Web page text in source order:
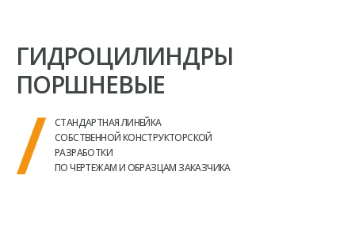
ГИДРОЦИЛИНДРЫ
ПОРШНЕВЫЕ
СТАНДАРТНАЯ ЛИНЕЙКА
СОБСТВЕННОЙ КОНСТРУКТОРСКОЙ
РАЗРАБОТКИ
ПО ЧЕРТЕЖАМ И ОБРАЗЦАМ ЗАКАЗЧИКА
/